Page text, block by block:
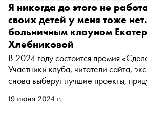
19 июня 2024 г.
Я никогда до этого не
своих детей у меня тоже
больничным клоуном
Хлебниковой
В 2024 году состоится премия
Участники клуба, читатели сайта,
снова выберут лучшие проекты,
«Общество» представлен